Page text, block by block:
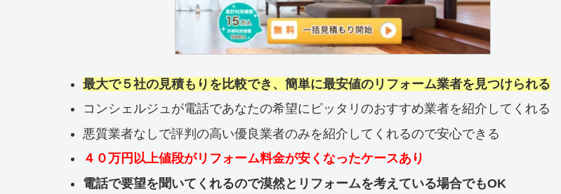
最大で５社の見積もりを比較でき、簡単に最安値のリフォーム業者を見つけられる
コンシェルジュが電話であなたの希望にピッタリのおすすめ業者を紹介してくれる
悪質業者なしで評判の高い優良業者のみを紹介してくれるので安心できる
４０万円以上値段がリフォーム料金が安くなったケースあり
電話で要望を聞いてくれるので漠然とリフォームを考えている場合でもOK